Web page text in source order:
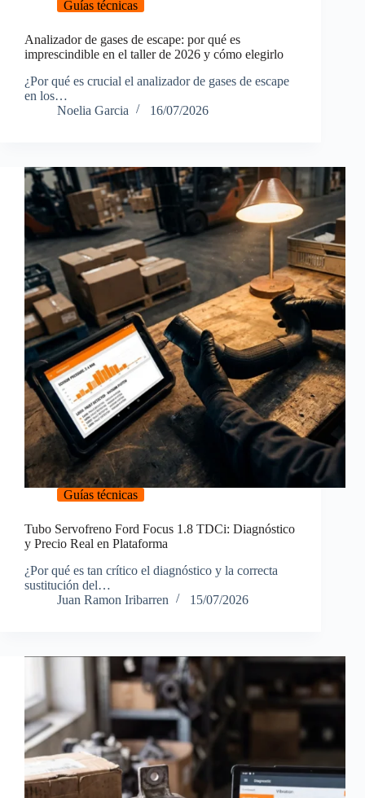
Guías técnicas
Analizador de gases de escape: por qué es
imprescindible en el taller de 2026 y cómo elegirlo
¿Por qué es crucial el analizador de gases de escape
en los…
Noelia Garcia
16/07/2026
Guías técnicas
Tubo Servofreno Ford Focus 1.8 TDCi: Diagnóstico
y Precio Real en Plataforma
¿Por qué es tan crítico el diagnóstico y la correcta
sustitución del…
Juan Ramon Iribarren
15/07/2026